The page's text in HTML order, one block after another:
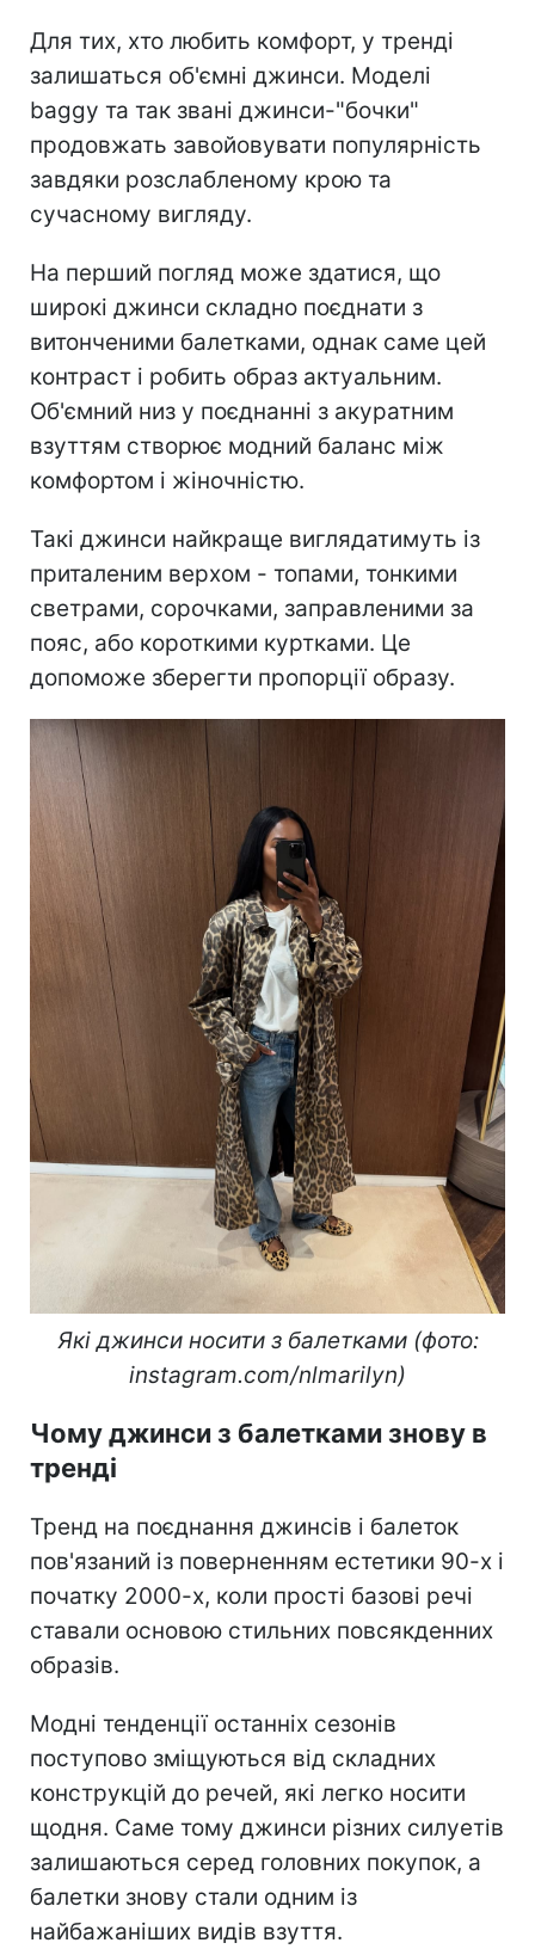
Для тих, хто любить комфорт, у тренді
залишаться об'ємні джинси. Моделі
baggy та так звані джинси-"бочки"
продовжать завойовувати популярність
завдяки розслабленому крою та
сучасному вигляду.
На перший погляд може здатися, що
широкі джинси складно поєднати з
витонченими балетками, однак саме цей
контраст і робить образ актуальним.
Об'ємний низ у поєднанні з акуратним
взуттям створює модний баланс між
комфортом і жіночністю.
Такі джинси найкраще виглядатимуть із
приталеним верхом - топами, тонкими
светрами, сорочками, заправленими за
пояс, або короткими куртками. Це
допоможе зберегти пропорції образу.
Які джинси носити з балетками (фото:
instagram.com/nlmarilyn)
Чому джинси з балетками знову в
тренді
Тренд на поєднання джинсів і балеток
пов'язаний із поверненням естетики 90-х і
початку 2000-х, коли прості базові речі
ставали основою стильних повсякденних
образів.
Модні тенденції останніх сезонів
поступово зміщуються від складних
конструкцій до речей, які легко носити
щодня. Саме тому джинси різних силуетів
залишаються серед головних покупок, а
балетки знову стали одним із
найбажаніших видів взуття.